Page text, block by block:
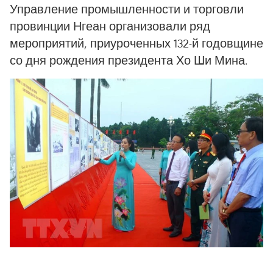
Управление промышленности и торговли
провинции Нгеан организовали ряд
мероприятий, приуроченных 132-й годовщине
со дня рождения президента Хо Ши Мина.